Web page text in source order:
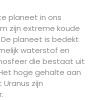
planeet in ons
zijn extreme koude
planeet is bedekt
waterstof en
die bestaat uit
hoge gehalte aan
zijn